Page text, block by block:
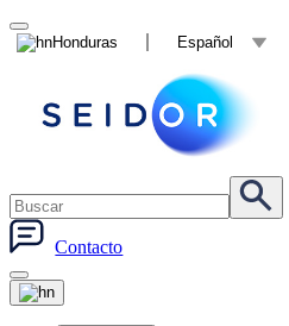
Honduras Español
Contacto